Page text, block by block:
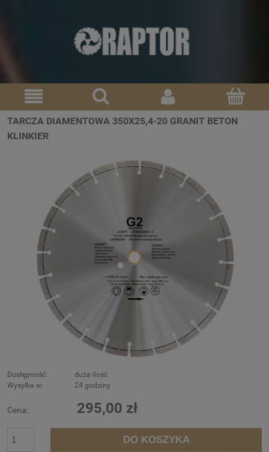
TARCZA DIAMENTOWA 350X25,4-20 GRANIT BETON
KLINKIER
Dostępność:
duża ilość
Wysyłka w:
24 godziny
Cena: 295,00 zł
DO KOSZYKA